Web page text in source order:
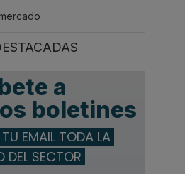
a
boletines
EMAIL TODA LA
DEL SECTOR